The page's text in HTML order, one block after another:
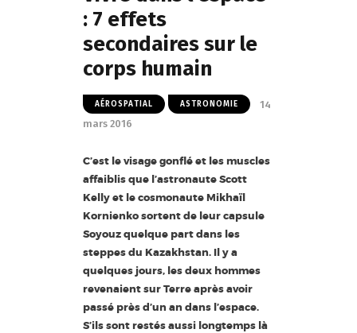
: 7 effets
secondaires sur le
corps humain
AÉROSPATIAL ASTRONOMIE
14
mars 2016
C’est le visage gonflé et les muscles
affaiblis que l’astronaute Scott
Kelly et le cosmonaute Mikhaïl
Kornienko sortent de leur capsule
Soyouz quelque part dans les
steppes du Kazakhstan. Il y a
quelques jours, les deux hommes
revenaient sur Terre après avoir
passé près d’un an dans l’espace.
S’ils sont restés aussi longtemps là